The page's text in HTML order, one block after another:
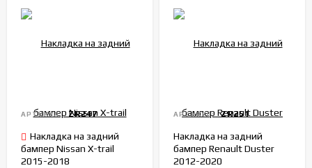
АРТИКУЛ: ZR247
Накладка на задний
бампер Nissan X-trail
2015-2018
АРТИКУЛ: ZR251
Накладка на задний
бампер Renault Duster
2012-2020